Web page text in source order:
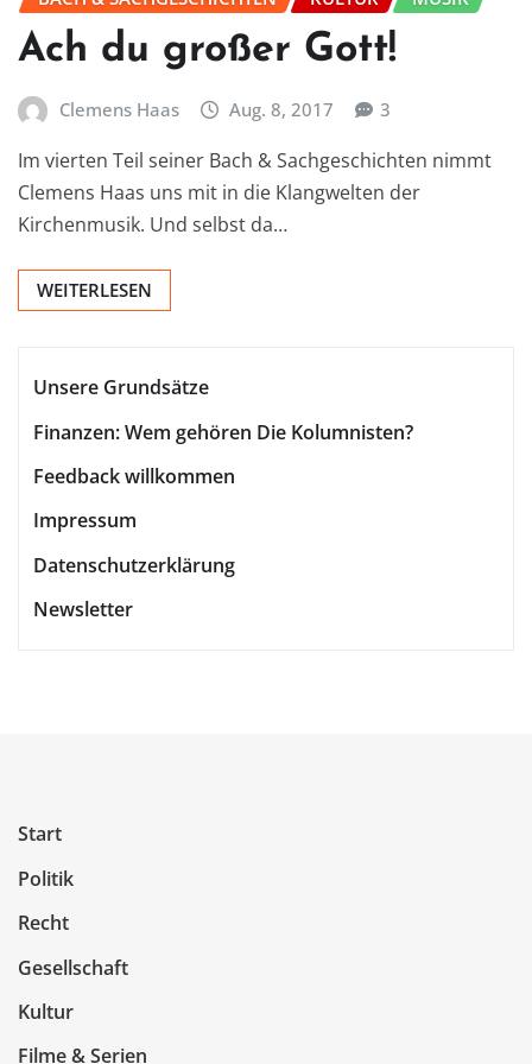
Ach du großer Gott!
Clemens Haas Aug. 8, 2017 3
Im vierten Teil seiner Bach & Sachgeschichten nimmt
Clemens Haas uns mit in die Klangwelten der
Kirchenmusik. Und selbst da…
WEITERLESEN
Unsere Grundsätze
Finanzen: Wem gehören Die Kolumnisten?
Feedback willkommen
Impressum
Datenschutzerklärung
Newsletter
Start
Politik
Recht
Gesellschaft
Kultur
Filme & Serien